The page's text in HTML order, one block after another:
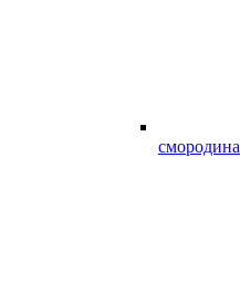
смородина